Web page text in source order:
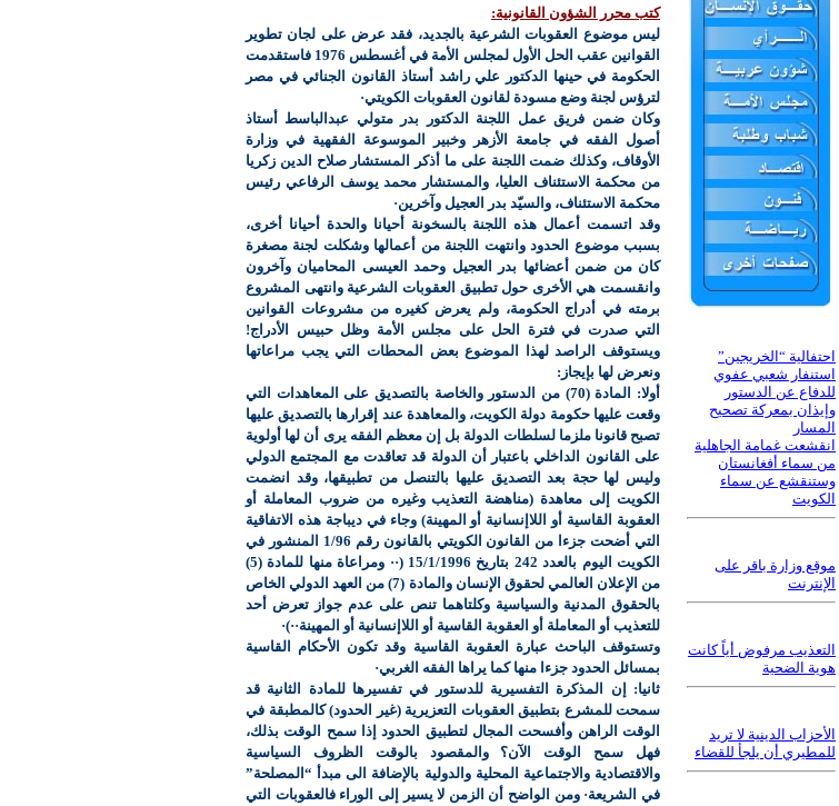
كتب محرر الشؤون القانونية:
ليس موضوع العقوبات الشرعية بالجديد، فقد عرض على لجان تطوير
القوانين عقب الحل الأول لمجلس الأمة في أغسطس 1976 فاستقدمت
الحكومة في حينها الدكتور علي راشد أستاذ القانون الجنائي في مصر
لترؤس لجنة وضع مسودة لقانون العقوبات الكويتي·
وكان ضمن فريق عمل اللجنة الدكتور بدر متولي عبدالباسط أستاذ
أصول الفقه في جامعة الأزهر وخبير الموسوعة الفقهية في وزارة
الأوقاف، وكذلك ضمت اللجنة على ما أذكر المستشار صلاح الدين زكريا
من محكمة الاستئناف العليا، والمستشار محمد يوسف الرفاعي رئيس
محكمة الاستئناف، والسيّد بدر العجيل وآخرين·
وقد اتسمت أعمال هذه اللجنة بالسخونة أحيانا والحدة أحيانا أخرى،
بسبب موضوع الحدود وانتهت اللجنة من أعمالها وشكلت لجنة مصغرة
كان من ضمن أعضائها بدر العجيل وحمد العيسى المحاميان وآخرون
وانقسمت هي الأخرى حول تطبيق العقوبات الشرعية وانتهى المشروع
برمته في أدراج الحكومة، ولم يعرض كغيره من مشروعات القوانين
التي صدرت في فترة الحل على مجلس الأمة وظل حبيس الأدراج!
ويستوقف الراصد لهذا الموضوع بعض المحطات التي يجب مراعاتها
ونعرض لها بإيجاز:
أولا: المادة (70) من الدستور والخاصة بالتصديق على المعاهدات التي
وقعت عليها حكومة دولة الكويت، والمعاهدة عند إقرارها بالتصديق عليها
تصبح قانونا ملزما لسلطات الدولة بل إن معظم الفقه يرى أن لها أولوية
على القانون الداخلي باعتبار أن الدولة قد تعاقدت مع المجتمع الدولي
وليس لها حجة بعد التصديق عليها بالتنصل من تطبيقها، وقد انضمت
الكويت إلى معاهدة (مناهضة التعذيب وغيره من ضروب المعاملة أو
العقوبة القاسية أو اللاإنسانية أو المهينة) وجاء في ديباجة هذه الاتفاقية
التي أضحت جزءا من القانون الكويتي بالقانون رقم 1/96 المنشور في
الكويت اليوم بالعدد 242 بتاريخ 15/1/1996 (·· ومراعاة منها للمادة (5)
من الإعلان العالمي لحقوق الإنسان والمادة (7) من العهد الدولي الخاص
بالحقوق المدنية والسياسية وكلتاهما تنص على عدم جواز تعرض أحد
للتعذيب أو المعاملة أو العقوبة القاسية أو اللاإنسانية أو المهينة··)·
وتستوقف الباحث عبارة العقوبة القاسية وقد تكون الأحكام القاسية
بمسائل الحدود جزءا منها كما يراها الفقه الغربي·
ثانيا: إن المذكرة التفسيرية للدستور في تفسيرها للمادة الثانية قد
سمحت للمشرع بتطبيق العقوبات التعزيرية (غير الحدود) كالمطبقة في
الوقت الراهن وأفسحت المجال لتطبيق الحدود إذا سمح الوقت بذلك،
فهل سمح الوقت الآن؟ والمقصود بالوقت الظروف السياسية
والاقتصادية والاجتماعية المحلية والدولية بالإضافة الى مبدأ “المصلحة”
في الشريعة· ومن الواضح أن الزمن لا يسير إلى الوراء فالعقوبات التي
احتفالية “الخريجين”
استنفار شعبي عفوي
للدفاع عن الدستور
وإيذان بمعركة تصحيح
المسار
انقشعت غمامة الجاهلية
من سماء أفغانستان
وستنقشع عن سماء
الكويت
موقع وزارة باقر على
الإنترنت
التعذيب مرفوض أياً كانت
هوية الضحية
الأحزاب الدينية لا تريد
للمطيري أن يلجأ للقضاء